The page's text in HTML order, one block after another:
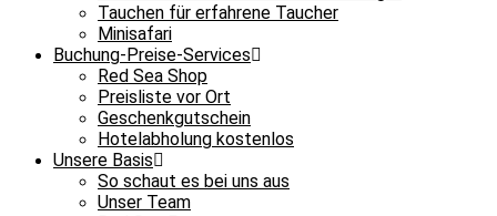
Tauchen für erfahrene Taucher
Minisafari
Buchung-Preise-Services
Red Sea Shop
Preisliste vor Ort
Geschenkgutschein
Hotelabholung kostenlos
Unsere Basis
So schaut es bei uns aus
Unser Team